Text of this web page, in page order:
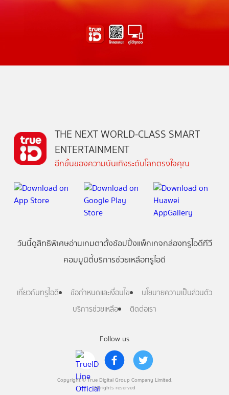
Follow us
Copyright © True Digital Group Company Limited.
All rights reserved
THE NEXT WORLD-CLASS SMART
ENTERTAINMENT
อีกขั้นของความบันเทิงระดับโลกตรงใจคุณ
วันนี้ดูสิทธิพิเศษอ่านเกมตาตั้งช้อปปิ้งแพ็กเกจกล่องทรูไอดีทีวี
คอมมูนิตี้บริการช่วยเหลือทรูไอดี
เกี่ยวกับทรูไอดี ข้อกำหนดและเงื่อนไข
นโยบายความเป็นส่วนตัว
บริการช่วยเหลือ
ติดต่อเรา